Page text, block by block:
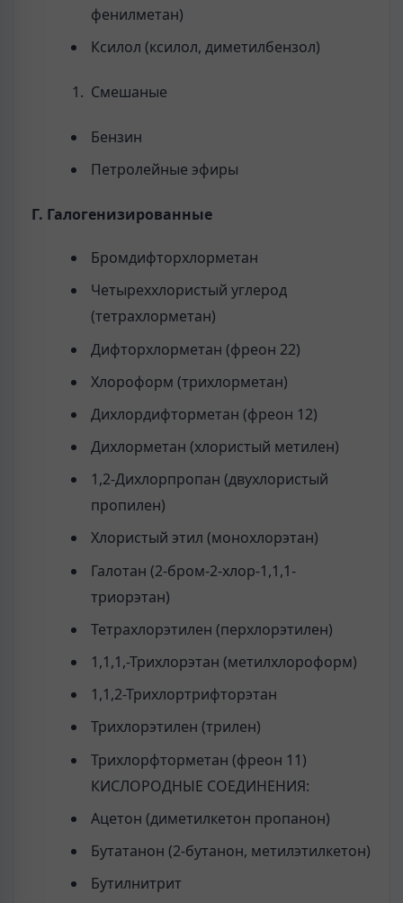
фенилметан)
Ксилол (ксилол, диметилбензол)
Смешаные
Бензин
Петролейные эфиры
Г. Галогенизированные
Бромдифторхлорметан
Четыреххлористый углерод
(тетрахлорметан)
Дифторхлорметан (фреон 22)
Хлороформ (трихлорметан)
Дихлордифторметан (фреон 12)
Дихлорметан (хлористый метилен)
1,2-Дихлорпропан (двухлористый
пропилен)
Хлористый этил (монохлорэтан)
Галотан (2-бром-2-хлор-1,1,1-
триорэтан)
Тетрахлорэтилен (перхлорэтилен)
1,1,1,-Трихлорэтан (метилхлороформ)
1,1,2-Трихлортрифторэтан
Трихлорэтилен (трилен)
Трихлорфторметан (фреон 11)
КИСЛОРОДНЫЕ СОЕДИНЕНИЯ:
Ацетон (диметилкетон пропанон)
Бутатанон (2-бутанон, метилэтилкетон)
Бутилнитрит